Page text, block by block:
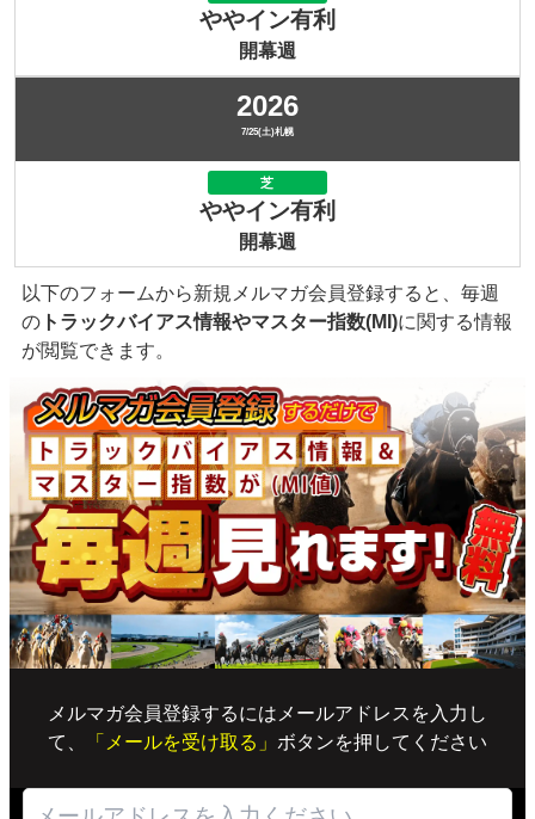
ややイン有利
開幕週
2026
7/25(土)札幌
芝
ややイン有利
開幕週
以下のフォームから新規メルマガ会員登録すると、毎週
の トラックバイアス情報やマスター指数(MI)に関する情報
が閲覧できます。
メルマガ会員登録するにはメールアドレスを入力し
て、
「メールを受け取る」 ボタンを押してください